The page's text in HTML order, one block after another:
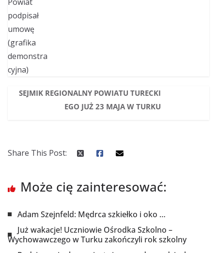
SEJMIK REGIONALNY POWIATU TURECKI
EGO JUŻ 23 MAJA W TURKU
Share This Post:
Może cię zainteresować:
Adam Szejnfeld: Mędrca szkiełko i oko …
Już wakacje! Uczniowie Ośrodka Szkolno –
Wychowawczego w Turku zakończyli rok szkolny